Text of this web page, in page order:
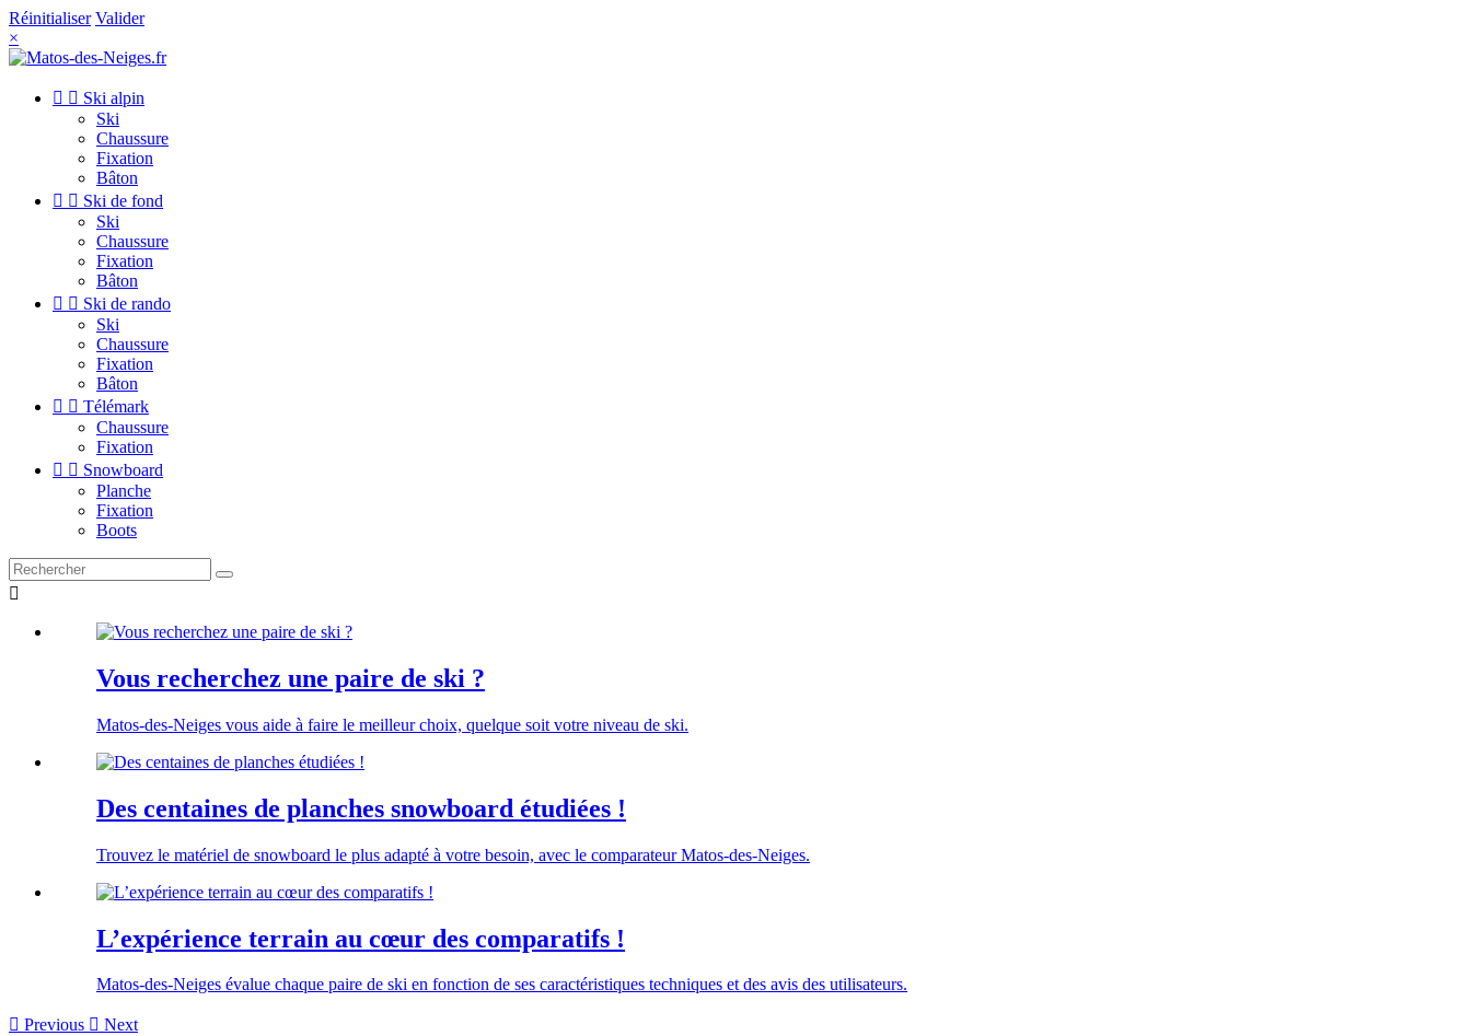
Réinitialiser Valider
×
  Ski alpin
Ski
Chaussure
Fixation
Bâton
  Ski de fond
Ski
Chaussure
Fixation
Bâton
  Ski de rando
Ski
Chaussure
Fixation
Bâton
  Télémark
Chaussure
Fixation
  Snowboard
Planche
Fixation
Boots

Vous recherchez une paire de ski ?
Matos-des-Neiges vous aide à faire le meilleur choix, quelque soit votre niveau de ski.
Des centaines de planches snowboard étudiées !
Trouvez le matériel de snowboard le plus adapté à votre besoin, avec le comparateur Matos-des-Neiges.
L’expérience terrain au cœur des comparatifs !
Matos-des-Neiges évalue chaque paire de ski en fonction de ses caractéristiques techniques et des avis des utilisateurs.
 Previous  Next